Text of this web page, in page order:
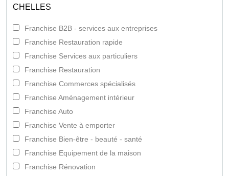
CHELLES
Franchise B2B - services aux entreprises
Franchise Restauration rapide
Franchise Services aux particuliers
Franchise Restauration
Franchise Commerces spécialisés
Franchise Aménagement intérieur
Franchise Auto
Franchise Vente à emporter
Franchise Bien-être - beauté - santé
Franchise Equipement de la maison
Franchise Rénovation